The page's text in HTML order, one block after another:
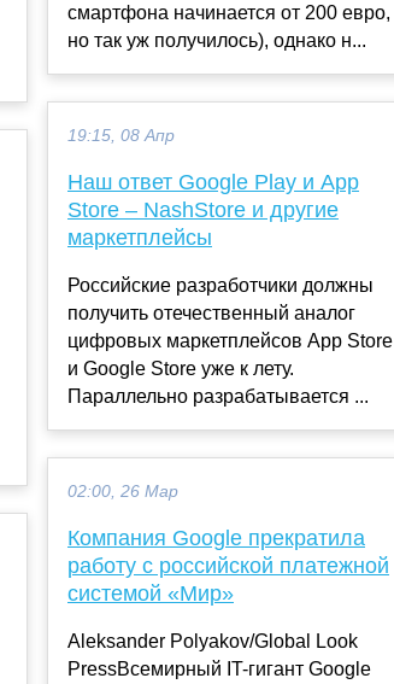
смартфона начинается от 200 евро,
но так уж получилось), однако н...
19:15, 08 Апр
Наш ответ Google Play и App
Store – NashStore и другие
маркетплейсы
Российские разработчики должны
получить отечественный аналог
цифровых маркетплейсов App Store
и Google Store уже к лету.
Параллельно разрабатывается ...
02:00, 26 Мар
Компания Google прекратила
работу с российской платежной
системой «Мир»
Aleksander Polyakov/Global Look
PressВсемирный IT-гигант Google